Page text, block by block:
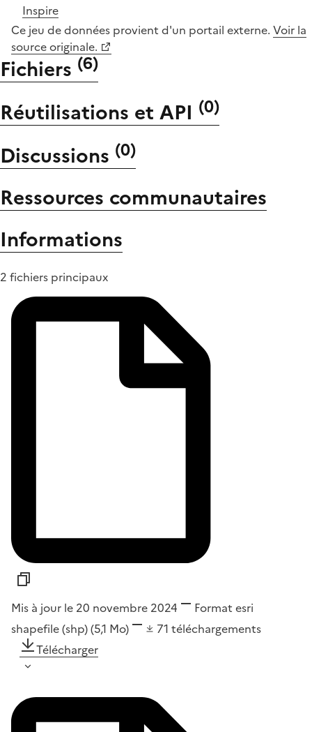
Inspire
Ce jeu de données provient d'un portail externe. Voir la
source originale.
Fichiers (6)
Réutilisations et API (0)
Discussions (0)
Ressources communautaires
Informations
2 fichiers principaux
Mis à jour le 20 novembre 2024 Format esri
shapefile (shp)(5,1 Mo) 71 téléchargements
Télécharger